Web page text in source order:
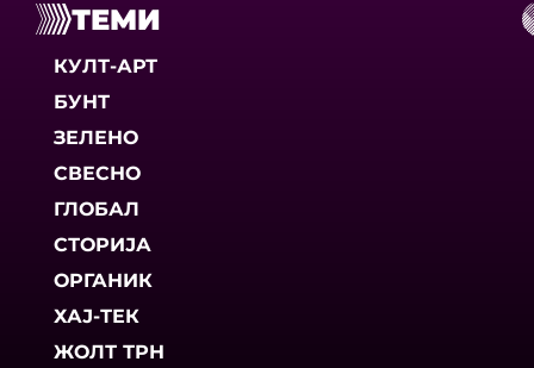
ТЕМИ
КУЛТ-АРТ
БУНТ
ЗЕЛЕНО
СВЕСНО
ГЛОБАЛ
СТОРИЈА
ОРГАНИК
ХАЈ-ТЕК
ЖОЛТ ТРН